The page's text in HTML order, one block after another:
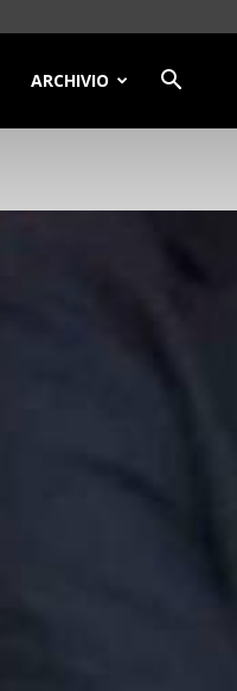
ARCHIVIO